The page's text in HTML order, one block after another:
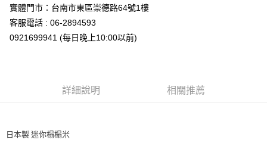
運送方式
全家取貨付款
每筆NT$65，滿NT$999(含以上)免運費
付款後7-11取貨
實體門市：台南市東區崇德路64號1樓
客服電話 : 06-2894593
0921699941 (每日晚上10:00以前)
詳細說明 相關推薦
日本製 迷你榻榻米